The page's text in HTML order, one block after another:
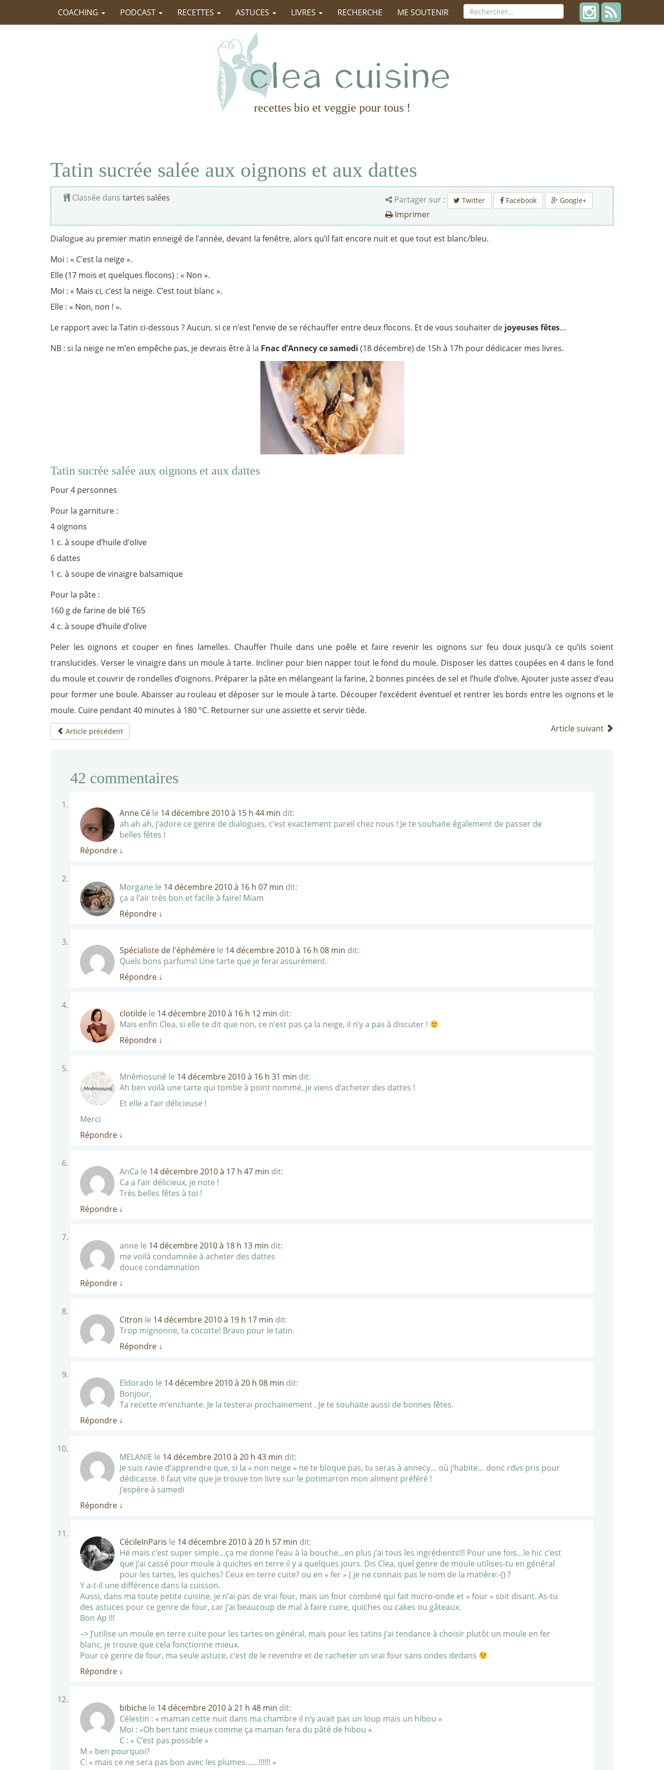
COACHING PODCAST RECETTES ASTUCES LIVRES RECHERCHE ME SOUTENIR
recettes bio et veggie pour tous !
Tatin sucrée salée aux oignons et aux dattes
Classée dans tartes salées Partager sur : Twitter Facebook Google+
Imprimer
Dialogue au premier matin enneigé de l’année, devant la fenêtre, alors qu’il fait encore nuit et que tout est blanc/bleu.
Moi : « C’est la neige ».
Elle (17 mois et quelques flocons) : « Non ».
Moi : « Mais ci, c’est la neige. C’est tout blanc ».
Elle : « Non, non ! ».
Le rapport avec la Tatin ci-dessous ? Aucun, si ce n’est l’envie de se réchauffer entre deux flocons. Et de vous souhaiter de joyeuses fêtes…
NB : si la neige ne m’en empêche pas, je devrais être à la Fnac d’Annecy ce samedi (18 décembre) de 15h à 17h pour dédicacer mes livres.
Tatin sucrée salée aux oignons et aux dattes
Pour 4 personnes
Pour la garniture :
4 oignons
1 c. à soupe d’huile d’olive
6 dattes
1 c. à soupe de vinaigre balsamique
Pour la pâte :
160 g de farine de blé T65
4 c. à soupe d’huile d’olive
Peler les oignons et couper en fines lamelles. Chauffer l’huile dans une poêle et faire revenir les oignons sur feu doux jusqu’à ce qu’ils soient
translucides. Verser le vinaigre dans un moule à tarte. Incliner pour bien napper tout le fond du moule. Disposer les dattes coupées en 4 dans le fond
du moule et couvrir de rondelles d’oignons. Préparer la pâte en mélangeant la farine, 2 bonnes pincées de sel et l’huile d’olive. Ajouter juste assez d’eau
pour former une boule. Abaisser au rouleau et déposer sur le moule à tarte. Découper l’excédent éventuel et rentrer les bords entre les oignons et le
moule. Cuire pendant 40 minutes à 180 °C. Retourner sur une assiette et servir tiède.
Article précédent Article suivant
42 commentaires
Anne Cé le 14 décembre 2010 à 15 h 44 min dit:
ah ah ah, j’adore ce genre de dialogues, c’est exactement pareil chez nous ! Je te souhaite également de passer de
belles fêtes !
Répondre ↓
Morgane le 14 décembre 2010 à 16 h 07 min dit:
ça a l’air très bon et facile à faire! Miam
Répondre ↓
Spécialiste de l'éphémère le 14 décembre 2010 à 16 h 08 min dit:
Quels bons parfums! Une tarte que je ferai assurément.
Répondre ↓
clotilde le 14 décembre 2010 à 16 h 12 min dit:
Mais enfin Clea, si elle te dit que non, ce n’est pas ça la neige, il n’y a pas à discuter !
Répondre ↓
Mnêmosunê le 14 décembre 2010 à 16 h 31 min dit:
Ah ben voilà une tarte qui tombe à point nommé, je viens d’acheter des dattes !
Et elle a l’air délicieuse !
Merci
Répondre ↓
AnCa le 14 décembre 2010 à 17 h 47 min dit:
Ca a l’air délicieux, je note !
Très belles fêtes à toi !
Répondre ↓
anne le 14 décembre 2010 à 18 h 13 min dit:
me voilà condamnée à acheter des dattes
douce condamnation
Répondre ↓
Citron le 14 décembre 2010 à 19 h 17 min dit:
Trop mignonne, ta cocotte! Bravo pour le tatin.
Répondre ↓
Eldorado le 14 décembre 2010 à 20 h 08 min dit:
Bonjour,
Ta recette m’enchante. Je la testerai prochainement . Je te souhaite aussi de bonnes fêtes.
Répondre ↓
MELANIE le 14 décembre 2010 à 20 h 43 min dit:
Je suis ravie d’apprendre que, si la « non neige » ne te bloque pas, tu seras à annecy… où j’habite… donc rdvs pris pour
dédicasse. Il faut vite que je trouve ton livre sur le potimarron mon aliment préféré !
j’espère à samedi
Répondre ↓
CécileInParis le 14 décembre 2010 à 20 h 57 min dit:
Hé mais c’est super simple…ça me donne l’eau à la bouche…en plus j’ai tous les ingrédients!!! Pour une fois…le hic c’est
que j’ai cassé pour moule à quiches en terre il y a quelques jours. Dis Clea, quel genre de moule utilises-tu en général
pour les tartes, les quiches? Ceux en terre cuite? ou en « fer » ( je ne connais pas le nom de la matière:-() ?
Y a-t-il une différence dans la cuisson.
Aussi, dans ma toute petite cuisine, je n’ai pas de vrai four, mais un four combiné qui fait micro-onde et « four » soit disant. As-tu
des astuces pour ce genre de four, car j’ai beaucoup de mal à faire cuire, quiches ou cakes ou gâteaux.
Bon Ap !!!
–> J’utilise un moule en terre cuite pour les tartes en général, mais pour les tatins j’ai tendance à choisir plutôt un moule en fer
blanc, je trouve que cela fonctionne mieux.
Pour ce genre de four, ma seule astuce, c’est de le revendre et de racheter un vrai four sans ondes dedans
Répondre ↓
bibiche le 14 décembre 2010 à 21 h 48 min dit:
Célestin : « maman cette nuit dans ma chambre il n’y avait pas un loup mais un hibou »
Moi : »Oh ben tant mieux comme ça maman fera du pâté de hibou »
C : « C’est pas possible »
M « ben pourquoi?
C: « mais ce ne sera pas bon avec les plumes……!!!!!! »